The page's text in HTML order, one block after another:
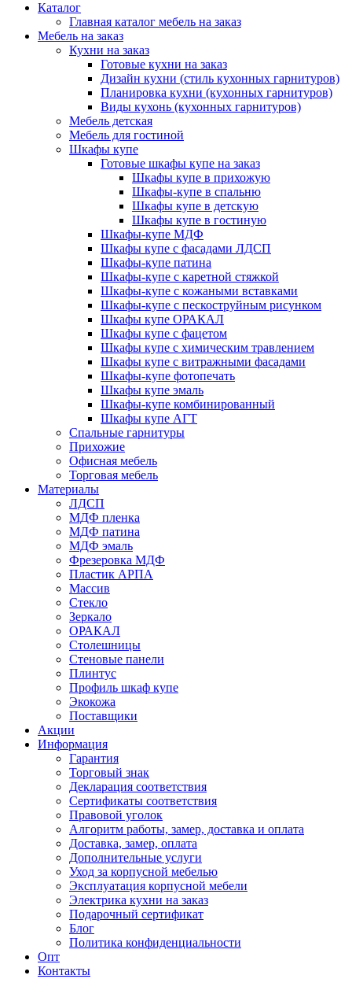
Каталог
Главная каталог мебель на заказ
Мебель на заказ
Кухни на заказ
Готовые кухни на заказ
Дизайн кухни (стиль кухонных гарнитуров)
Планировка кухни (кухонных гарнитуров)
Виды кухонь (кухонных гарнитуров)
Мебель детская
Мебель для гостиной
Шкафы купе
Готовые шкафы купе на заказ
Шкафы купе в прихожую
Шкафы-купе в спальню
Шкафы купе в детскую
Шкафы купе в гостиную
Шкафы-купе МДФ
Шкафы купе с фасадами ЛДСП
Шкафы-купе патина
Шкафы-купе с каретной стяжкой
Шкафы-купе с кожаными вставками
Шкафы-купе с пескоструйным рисунком
Шкафы купе ОРАКАЛ
Шкафы купе с фацетом
Шкафы купе с химическим травлением
Шкафы купе с витражными фасадами
Шкафы-купе фотопечать
Шкафы купе эмаль
Шкафы-купе комбинированный
Шкафы купе АГТ
Спальные гарнитуры
Прихожие
Офисная мебель
Торговая мебель
Материалы
ЛДСП
МДФ пленка
МДФ патина
МДФ эмаль
Фрезеровка МДФ
Пластик АРПА
Массив
Стекло
Зеркало
ОРАКАЛ
Столешницы
Стеновые панели
Плинтус
Профиль шкаф купе
Экокожа
Поставщики
Акции
Информация
Гарантия
Торговый знак
Декларация соответствия
Сертификаты соответствия
Правовой уголок
Алгоритм работы, замер, доставка и оплата
Доставка, замер, оплата
Дополнительные услуги
Уход за корпусной мебелью
Эксплуатация корпусной мебели
Электрика кухни на заказ
Подарочный сертификат
Блог
Политика конфиденциальности
Опт
Контакты